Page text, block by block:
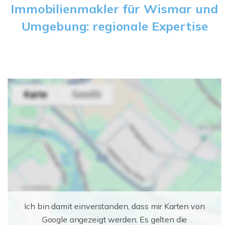
Immobilienmakler für Wismar und
Umgebung: regionale Expertise
Ich bin damit einverstanden, dass mir Karten von
Google angezeigt werden. Es gelten die